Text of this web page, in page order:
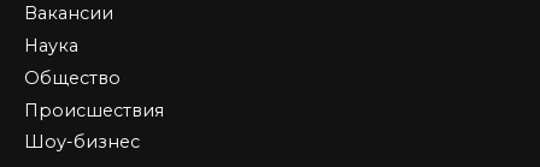
Вакансии
Наука
Общество
Происшествия
Шоу-бизнес